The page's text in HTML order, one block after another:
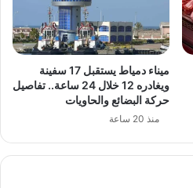
ميناء دمياط يستقبل 17 سفينة
ويغادره 12 خلال 24 ساعة.. تفاصيل
حركة البضائع والحاويات
منذ 20 ساعة